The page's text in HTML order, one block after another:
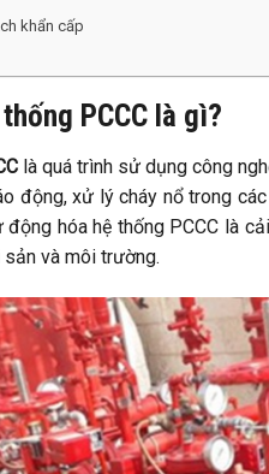
khẩn cấp
PCCC là gì?
là quá trình sử dụng công
động, xử lý cháy nổ trong
hóa hệ thống PCCC là
và môi trường.